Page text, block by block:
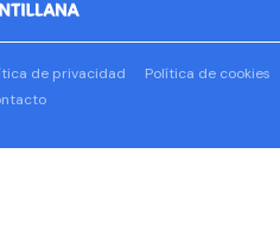
de privacidad
Política de cookies